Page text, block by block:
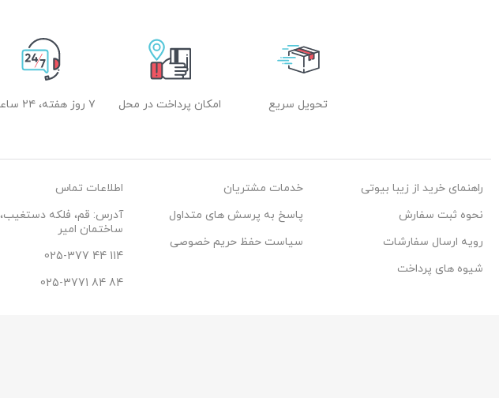
تحویل سریع امکان پرداخت در محل ۷ روز هفته، ۲۴ ساعته
راهنمای خرید از زیبا بیوتی
نحوه ثبت سفارش
رویه ارسال سفارشات
شیوه های پرداخت
خدمات مشتریان
پاسخ به پرسش های متداول
سیاست حفظ حریم خصوصی
اطلاعات تماس
آدرس: قم، فلکه دستغیب،
ساختمان امیر
114 44 025-377
84 84 025-3771